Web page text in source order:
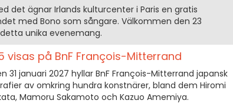
det ägnar Irlands kulturcenter i Paris en gratis
med Bono som sångare. Välkommen den 23
unika evenemang.
visas på BnF François-Mitterrand
31 januari 2027 hyllar BnF François-Mitterrand japansk
av omkring hundra konstnärer, bland dem Hiromi
Mamoru Sakamoto och Kazuo Amemiya.